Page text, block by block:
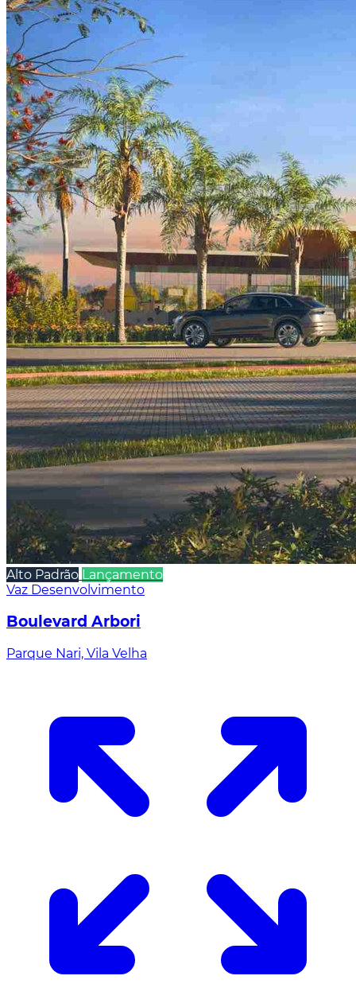
Alto Padrão Lançamento
Vaz Desenvolvimento
Boulevard Arbori
Parque Nari, Vila Velha